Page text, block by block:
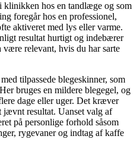
klinikken hos en tandlæge og som
foregår hos en professionel,
aktiveret med lys eller varme.
resultat hurtigt og indebærer
relevant, hvis du har sarte
tilpassede blegeskinner, som
bruges en mildere blegegel, og
dage eller uger. Det kræver
jævnt resultat. Uanset valg af
på personlige forhold såsom
rygevaner og indtag af kaffe